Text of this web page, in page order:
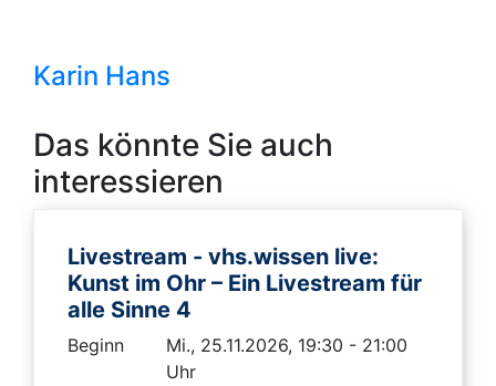
Karin Hans
Das könnte Sie auch
interessieren
Livestream - vhs.wissen live:
Kunst im Ohr – Ein Livestream für
alle Sinne 4
Beginn
Mi., 25.11.2026, 19:30 - 21:00
Uhr